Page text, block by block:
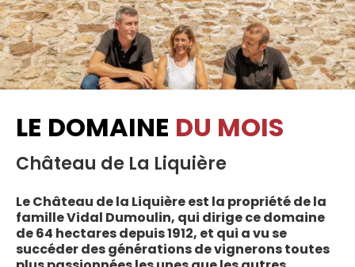
LE DOMAINE DU MOIS
Château de La Liquière
Le Château de la Liquière est la propriété de la
famille Vidal Dumoulin, qui dirige ce domaine
de 64 hectares depuis 1912, et qui a vu se
succéder des générations de vignerons toutes